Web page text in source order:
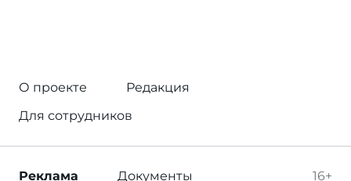
О проекте
Редакция
Для сотрудников
16+
Реклама Документы